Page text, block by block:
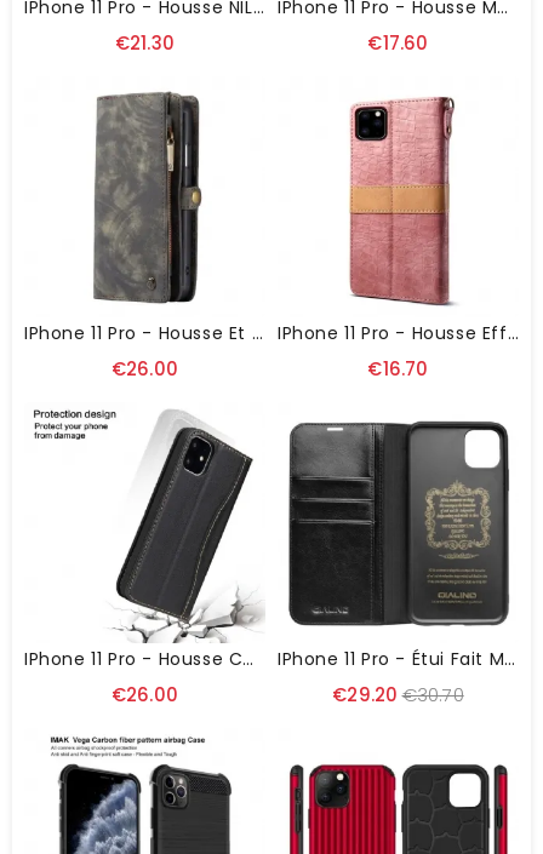
IPhone 11 Pro - Housse NILLKIN Qin Simili Cuir
€21.30
IPhone 11 Pro - Housse Matelassée Luxury
€17.60
IPhone 11 Pro - Housse Et Coque Magnétique 2 En 1
€26.00
IPhone 11 Pro - Housse Effet Cuir Imitation Croco
€16.70
IPhone 11 Pro - Housse Cuir Véritable Coutures Apparentes
€26.00
IPhone 11 Pro - Étui Fait Main En Cuir Véritable
€29.20 €30.70